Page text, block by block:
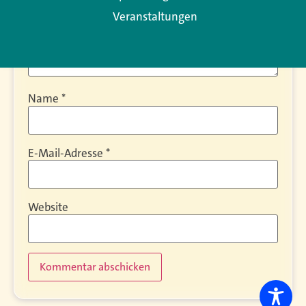
Name *
E-Mail-Adresse *
Website
Alternative:
Veranstaltungen